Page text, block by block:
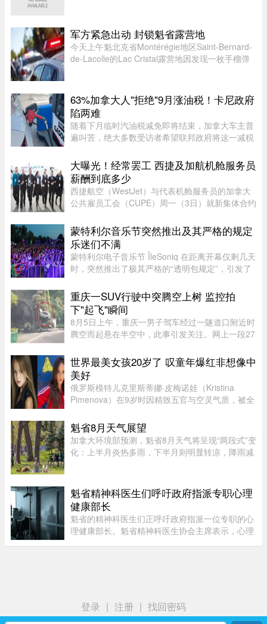
可能违规个案；去年则在检 ...
军方紧急出动 封锁魁省露营地
今天上午魁北克省Montérégie地区Saint-Bernard-
de-Lacolle的Lac Cristal露营地因发现一枚手榴弹
历史，目前对露营者没有 ...
63%加拿大人"拒绝"9月涨油税！卡尼政府
陷两难
随着下月临时汽油税减免即将结束，加拿大车主普
遍叫苦，绝大多数受访者希望联邦政府将这一减税
公司进行的最新调查显示，63% 的加拿大人希望总
理卡尼（Mark Carney）将 ...
大曝光！经常罢工 西捷及加航机舱服务员
薪酬到底多少
西捷航空（WestJet）与代表机舱服务员的加拿大
公共雇员工会（CUPE）周一（3日）就新集体合约
西捷航空周一在官网公布的薪酬资料，该公司机舱
服务员薪酬为每个「薪酬工时 ...
蒙特利尔音乐节突然推出及其严格的规定
乐迷们不满
蒙特利尔电子音乐节 ÎleSoniq 在距离开幕仅剩几天
时，突然推出了极其严格的“透明包规定”，引发了
门用的腰包，结果在 ÎleSoniq 开幕前几天还得折腾
着重新买一个，太 ...
重庆一SUV行驶中突腾空上树 监控拍
下"起飞"瞬间
8月5日上午，重庆一男子驾车经过一隧道口附近时
腾空而起悬在半空中，此事引发关注。网上一段27
道，其前方右边是一处转弯，前端左侧是一个隧道
口，当车驶至该隧道口附近时 ...
世界最美女孩20岁了 叹童年爆红非想像中
美好
俄罗斯模特儿克里斯蒂娜·皮梅诺娃（Kristina
Pimenova）在9岁时因精致五官与空灵气质，被全
时尚圈。然而，爆红背后却伴随争议，她多次因拍
摄风格被质疑将未成年孩童 ...
魁省8月天气展望
加拿大环境部预测，魁省8月天气将呈现“两段式”变
化：上半月炎热多雨，下半月则明显转凉，降雨减
平，而南部地区气温则略低 ...
魁省精神科医生们呼吁政府指派专职心理
健康部长
魁省的精神科医生们正呼吁政府指派一位专职的心
理健康部长。魁省精神科医生协会主席表示，心理
登录 | 注册 | 找回密码